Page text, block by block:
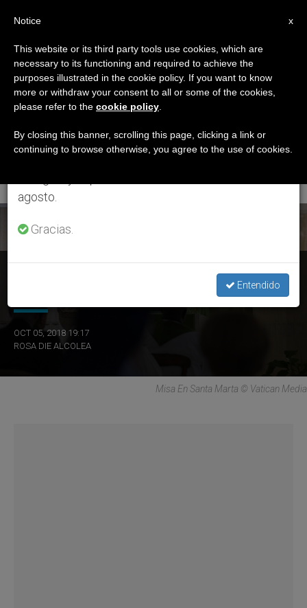
ETIQUETA
Posts Tagged ‘echar A
Jesús De Nuestro
Corazón’
ÚLTIMAS NOTICIAS
OCT 05, 2018 19:17
ROSA DIE ALCOLEA
Misa En Santa Marta © Vatican Media
×
Aviso importante
Del 27 de julio al 7 de agosto haremos la pausa
anual, aprovechando que en el periodo de verano
se generan menos informaciones y también el
agosto.
Gracias.
Entendido
x
Notice
This website or its third party tools use cookies, which are
necessary to its functioning and required to achieve the
purposes illustrated in the cookie policy. If you want to know
more or withdraw your consent to all or some of the cookies,
please refer to the cookie policy
By closing this banner, scrolling this page, clicking a link or
continuing to browse otherwise, you agree to the use of cookies.